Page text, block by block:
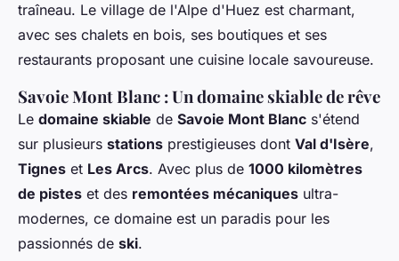
traîneau. Le village de l'Alpe d'Huez est charmant,
avec ses chalets en bois, ses boutiques et ses
restaurants proposant une cuisine locale savoureuse.
Savoie Mont Blanc : Un domaine skiable de rêve
Le domaine skiable de Savoie Mont Blanc s'étend
sur plusieurs stations prestigieuses dont Val d'Isère,
Tignes et Les Arcs. Avec plus de 1000 kilomètres
de pistes et des remontées mécaniques ultra-
modernes, ce domaine est un paradis pour les
passionnés de ski.